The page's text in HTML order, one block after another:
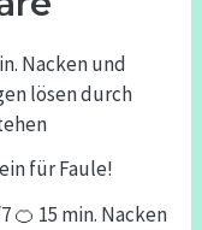
Nacken und
lösen durch
für Faule!
🍊 15 min. Nacken